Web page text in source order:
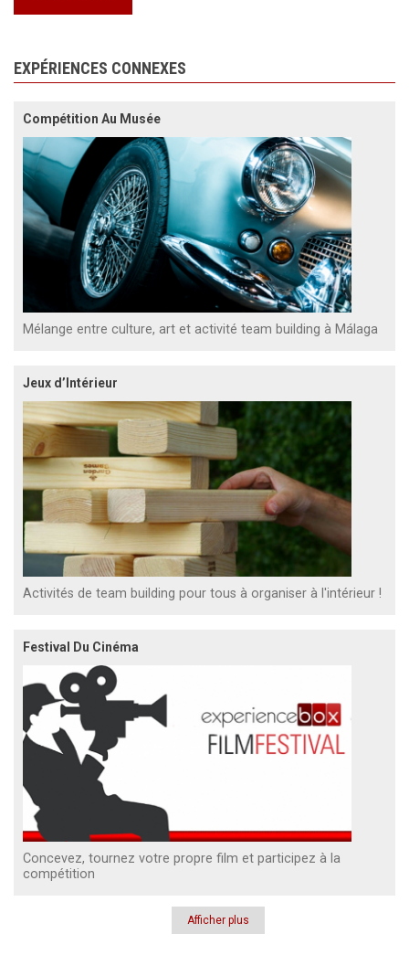
EXPÉRIENCES CONNEXES
Compétition Au Musée
Mélange entre culture, art et activité team building à Málaga
Jeux d’Intérieur
Activités de team building pour tous à organiser à l'intérieur !
Festival Du Cinéma
Concevez, tournez votre propre film et participez à la
compétition
Afficher plus